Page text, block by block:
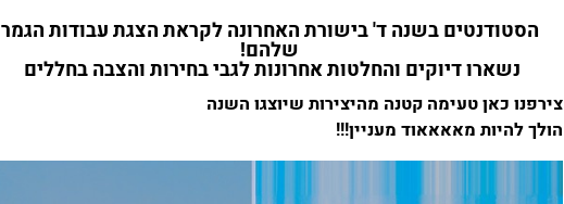
הסטודנטים בשנה ד' בישורת האחרונה לקראת הצגת עבודות הגמר
שלהם!
נשארו דיוקים והחלטות אחרונות לגבי בחירות והצבה בחללים
צירפנו כאן טעימה קטנה מהיצירות שיוצגו השנה
הולך להיות מאאאאוד מעניין!!!